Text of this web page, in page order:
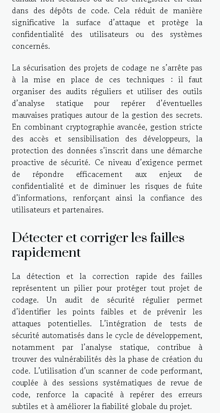
dans des dépôts de code. Cela réduit de manière
significative la surface d’attaque et protège la
confidentialité des utilisateurs ou des systèmes
concernés.
La sécurisation des projets de codage ne s’arrête pas
à la mise en place de ces techniques : il faut
organiser des audits réguliers et utiliser des outils
d’analyse statique pour repérer d’éventuelles
mauvaises pratiques autour de la gestion des secrets.
En combinant cryptographie avancée, gestion stricte
des accès et sensibilisation des développeurs, la
protection des données s’inscrit dans une démarche
proactive de sécurité. Ce niveau d’exigence permet
de répondre efficacement aux enjeux de
confidentialité et de diminuer les risques de fuite
d’informations, renforçant ainsi la confiance des
utilisateurs et partenaires.
Détecter et corriger les failles
rapidement
La détection et la correction rapide des failles
représentent un pilier pour protéger tout projet de
codage. Un audit de sécurité régulier permet
d’identifier les points faibles et de prévenir les
attaques potentielles. L’intégration de tests de
sécurité automatisés dans le cycle de développement,
notamment par l’analyse statique, contribue à
trouver des vulnérabilités dès la phase de création du
code. L’utilisation d’un scanner de code performant,
couplée à des sessions systématiques de revue de
code, renforce la capacité à repérer des erreurs
subtiles et à améliorer la fiabilité globale du projet.